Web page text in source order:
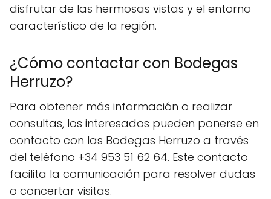
disfrutar de las hermosas vistas y el entorno
característico de la región.
¿Cómo contactar con Bodegas
Herruzo?
Para obtener más información o realizar
consultas, los interesados pueden ponerse en
contacto con las Bodegas Herruzo a través
del teléfono +34 953 51 62 64. Este contacto
facilita la comunicación para resolver dudas
o concertar visitas.